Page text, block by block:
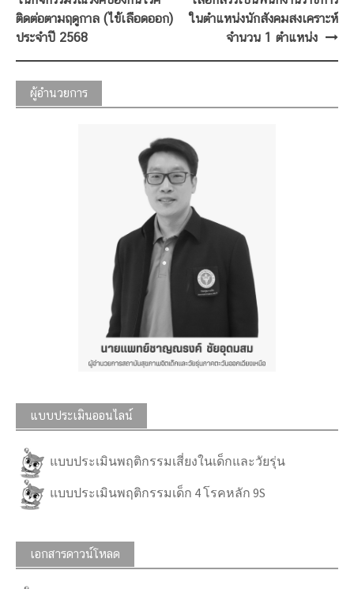
ติดต่อตามฤดูกาล (ไข้เลือดออก)
ประจำปี 2568
ในตำแหน่งนักสังคมสงเคราะห์
จำนวน 1 ตำแหน่ง
ผู้อำนวยการ
แบบประเมินออนไลน์
แบบประเมินพฤติกรรมเสี่ยงในเด็กและวัยรุ่น
แบบประเมินพฤติกรรมเด็ก 4 โรคหลัก 9S
เอกสารดาวน์โหลด